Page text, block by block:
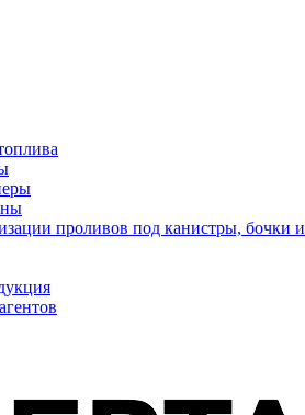
проливов под канистры, бочки и